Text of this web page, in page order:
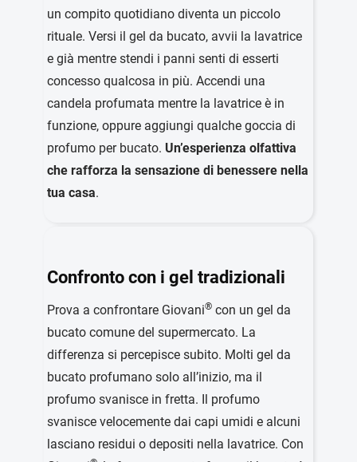
un compito quotidiano diventa un piccolo
rituale. Versi il gel da bucato, avvii la lavatrice
e già mentre stendi i panni senti di esserti
concesso qualcosa in più. Accendi una
candela profumata mentre la lavatrice è in
funzione, oppure aggiungi qualche goccia di
profumo per bucato. Un’esperienza olfattiva
che rafforza la sensazione di benessere nella
tua casa.
Confronto con i gel tradizionali
Prova a confrontare Giovani® con un gel da
bucato comune del supermercato. La
differenza si percepisce subito. Molti gel da
bucato profumano solo all’inizio, ma il
profumo svanisce in fretta. Il profumo
svanisce velocemente dai capi umidi e alcuni
lasciano residui o depositi nella lavatrice. Con